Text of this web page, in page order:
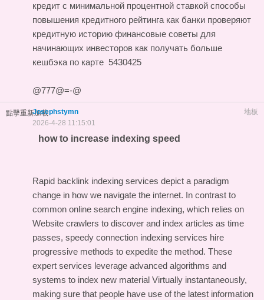
кредит с минимальной процентной ставкой способы
повышения кредитного рейтинга как банки проверяют
кредитную историю финансовые советы для
начинающих инвесторов как получать больше
кешбэка по карте 5430425
@777@=-@
點擊重新加載 地板
Josephstymn
2026-4-28 11:15:01
how to increase indexing speed
Rapid backlink indexing services depict a paradigm
change in how we navigate the internet. In contrast to
common online search engine indexing, which relies on
Website crawlers to discover and index articles as time
passes, speedy connection indexing services hire
progressive methods to expedite the method. These
expert services leverage advanced algorithms and
systems to index new material Virtually instantaneously,
making sure that people have use of the latest information